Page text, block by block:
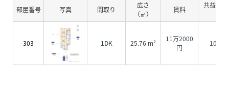
部屋番号 写真 間取り
広さ
（㎡）
賃料
共益費
303 1DK 25.76 m²
11万2000
円